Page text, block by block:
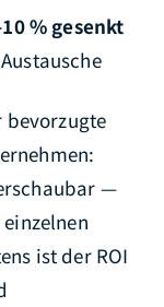
% gesenkt
bevorzugte
—
ist der ROI